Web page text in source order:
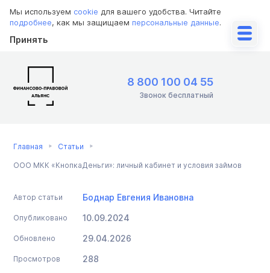
Мы используем cookie для вашего удобства. Читайте
подробнее, как мы защищаем персональные данные.
Принять
8 800 100 04 55
Звонок бесплатный
Главная Статьи
ООО МКК «КнопкаДеньги»: личный кабинет и условия займов
Автор статьи Боднар Евгения Ивановна
Опубликовано 10.09.2024
Обновлено 29.04.2026
Просмотров 288